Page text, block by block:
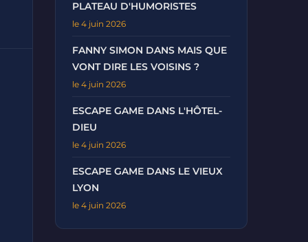
PLATEAU D'HUMORISTES
le 4 juin 2026
FANNY SIMON DANS MAIS QUE
VONT DIRE LES VOISINS ?
le 4 juin 2026
ESCAPE GAME DANS L'HÔTEL-
DIEU
le 4 juin 2026
ESCAPE GAME DANS LE VIEUX
LYON
le 4 juin 2026